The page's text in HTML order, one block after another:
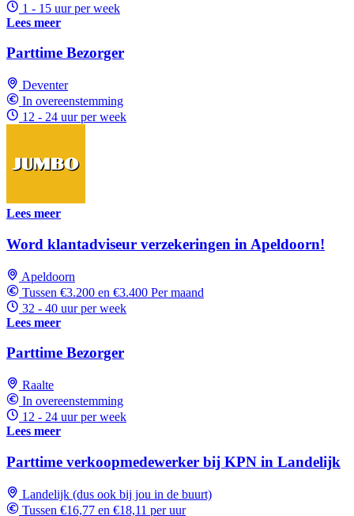
1 - 15 uur per week
Lees meer
Parttime Bezorger
Deventer
In overeenstemming
12 - 24 uur per week
Lees meer
Word klantadviseur verzekeringen in Apeldoorn!
Apeldoorn
Tussen €3.200 en €3.400 Per maand
32 - 40 uur per week
Lees meer
Parttime Bezorger
Raalte
In overeenstemming
12 - 24 uur per week
Lees meer
Parttime verkoopmedewerker bij KPN in Landelijk
Landelijk (dus ook bij jou in de buurt)
Tussen €16,77 en €18,11 per uur